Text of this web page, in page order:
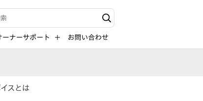
キーワード入力
ーナーサポート お問い合わせ
スとは